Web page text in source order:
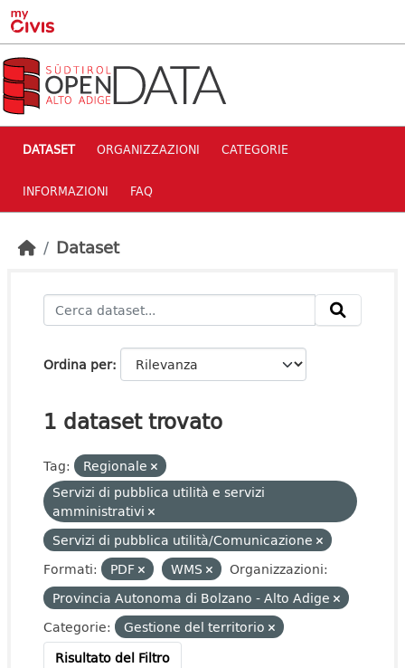
Skip to main content
DATASET ORGANIZZAZIONI CATEGORIE
INFORMAZIONI FAQ
Dataset
Ordina per
1 dataset trovato
Tag:
Regionale
Servizi di pubblica utilità e servizi
amministrativi
Servizi di pubblica utilità/Comunicazione
Formati:
PDF WMS
Organizzazioni:
Provincia Autonoma di Bolzano - Alto Adige
Categorie:
Gestione del territorio
Risultato del Filtro